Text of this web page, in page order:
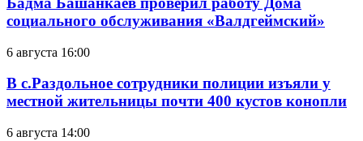
социального обслуживания «Валдгеймский»
6 августа 16:00
В с.Раздольное сотрудники полиции изъяли у
местной жительницы почти 400 кустов конопли
6 августа 14:00